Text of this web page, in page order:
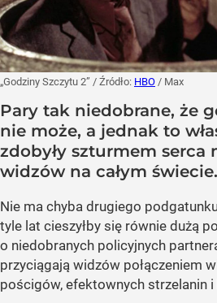
„Godziny Szczytu 2” / Źródło: HBO / Max
Pary tak niedobrane, że
nie może, a jednak to
zdobyły szturmem serca
widzów na całym świecie.
Nie ma chyba drugiego
tyle lat cieszyłby się równie dużą
o niedobranych policyjnych
przyciągają widzów połączeniem
pościgów, efektownych strzelanin